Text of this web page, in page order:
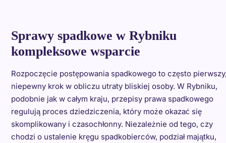
Sprawy spadkowe w Rybniku
kompleksowe wsparcie
Rozpoczęcie postępowania spadkowego to często
niepewny krok w obliczu utraty bliskiej osoby. W Rybniku,
podobnie jak w całym kraju, przepisy prawa spadkowego
regulują proces dziedziczenia, który może okazać się
skomplikowany i czasochłonny. Niezależnie od tego, czy
chodzi o ustalenie kręgu spadkobierców, podział majątku,